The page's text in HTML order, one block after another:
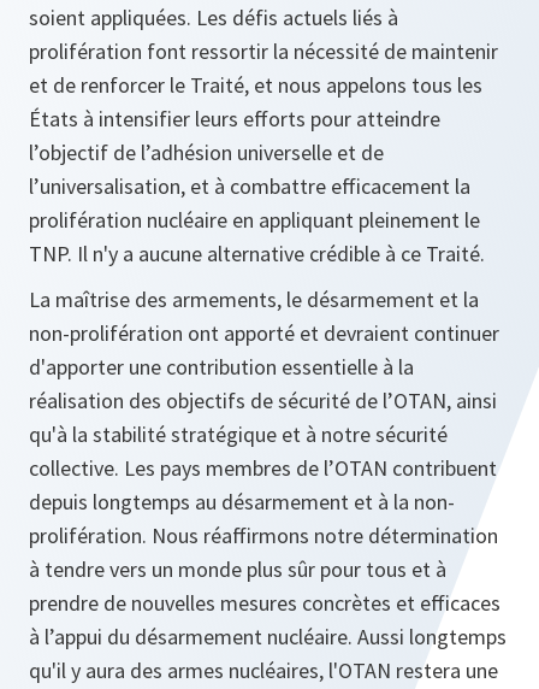
soient appliquées. Les défis actuels liés à
prolifération font ressortir la nécessité de maintenir
et de renforcer le Traité, et nous appelons tous les
États à intensifier leurs efforts pour atteindre
l’objectif de l’adhésion universelle et de
l’universalisation, et à combattre efficacement la
prolifération nucléaire en appliquant pleinement le
TNP. Il n'y a aucune alternative crédible à ce Traité.
La maîtrise des armements, le désarmement et la
non-prolifération ont apporté et devraient continuer
d'apporter une contribution essentielle à la
réalisation des objectifs de sécurité de l’OTAN, ainsi
qu'à la stabilité stratégique et à notre sécurité
collective. Les pays membres de l’OTAN contribuent
depuis longtemps au désarmement et à la non-
prolifération. Nous réaffirmons notre détermination
à tendre vers un monde plus sûr pour tous et à
prendre de nouvelles mesures concrètes et efficaces
à l’appui du désarmement nucléaire. Aussi longtemps
qu'il y aura des armes nucléaires, l'OTAN restera une